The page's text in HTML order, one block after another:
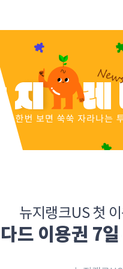
뉴지랭크US 첫
드 이용권 7